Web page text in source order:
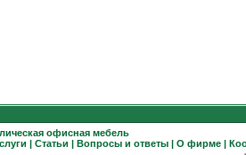
офисная мебель
| Статьи | Вопросы и ответы | О фирме |